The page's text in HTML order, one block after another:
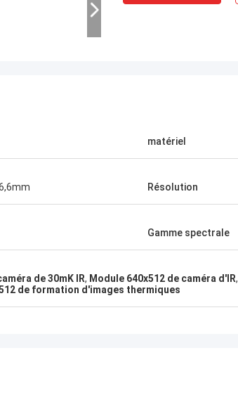
matériel
Résolution
Gamme spectrale
de 30mK IR, Module 640x512 de caméra d'IR,
de formation d'images thermiques